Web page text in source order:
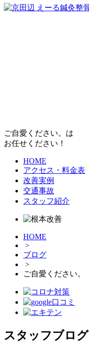
ご自愛ください。は
お任せください！
HOME
アクセス・料金表
改善実例
交通事故
スタッフ紹介
HOME
>
ブログ
>
ご自愛ください。
スタッフブログ